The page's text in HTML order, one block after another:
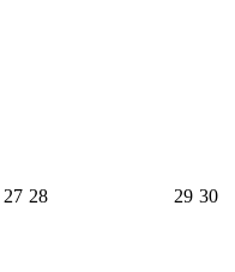
27 28 29 30